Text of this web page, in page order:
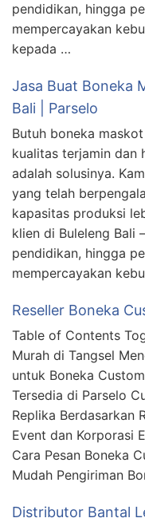
pendidikan, hingga
mempercayakan
kepada …
Jasa Buat Boneka
Bali | Parselo
Butuh boneka
kualitas terjamin dan
adalah solusinya.
yang telah
kapasitas produksi
klien di Buleleng Bali
pendidikan, hingga
mempercayakan
Reseller Boneka
Table of Contents
Murah di Tangsel
untuk Boneka
Tersedia di Parselo
Replika Berdasarkan
Event dan Korporasi
Cara Pesan Boneka
Mudah Pengiriman
Distributor Bantal